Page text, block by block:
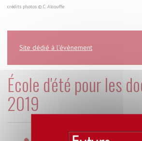
crédits photos © C. Alcouffe
Site dédié à l'évènement
École d'été pour les
2019